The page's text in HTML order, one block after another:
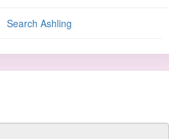
Search Ashling